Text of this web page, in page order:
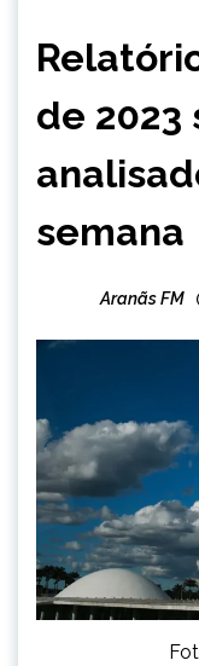
NOTÍCIAS
de 2023
semana
Aranãs FM